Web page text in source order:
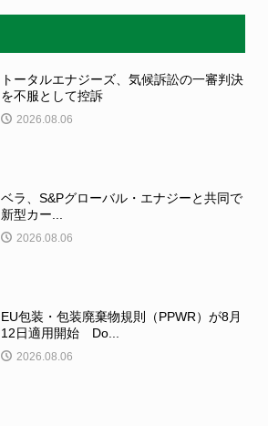
トータルエナジーズ、気候訴訟の一審判決
を不服として控訴
2026.08.06
ベラ、S&Pグローバル・エナジーと共同で
新型カー...
2026.08.06
EU包装・包装廃棄物規則（PPWR）が8月
12日適用開始 Do...
2026.08.06